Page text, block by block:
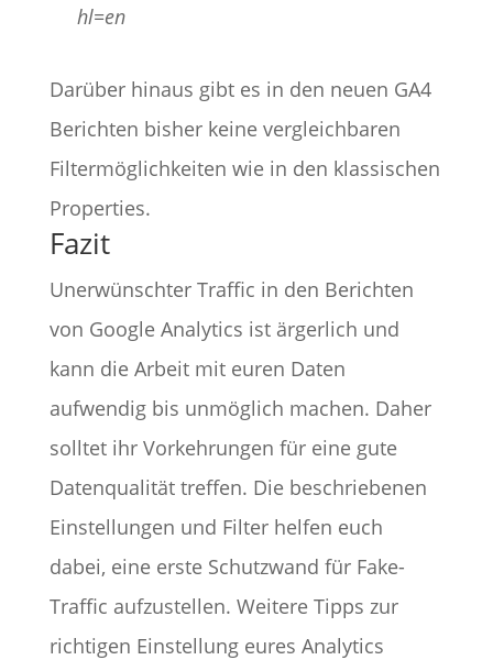
hl=en
Darüber hinaus gibt es in den neuen GA4
Berichten bisher keine vergleichbaren
Filtermöglichkeiten wie in den klassischen
Properties.
Fazit
Unerwünschter Traffic in den Berichten
von Google Analytics ist ärgerlich und
kann die Arbeit mit euren Daten
aufwendig bis unmöglich machen. Daher
solltet ihr Vorkehrungen für eine gute
Datenqualität treffen. Die beschriebenen
Einstellungen und Filter helfen euch
dabei, eine erste Schutzwand für Fake-
Traffic aufzustellen. Weitere Tipps zur
richtigen Einstellung eures Analytics